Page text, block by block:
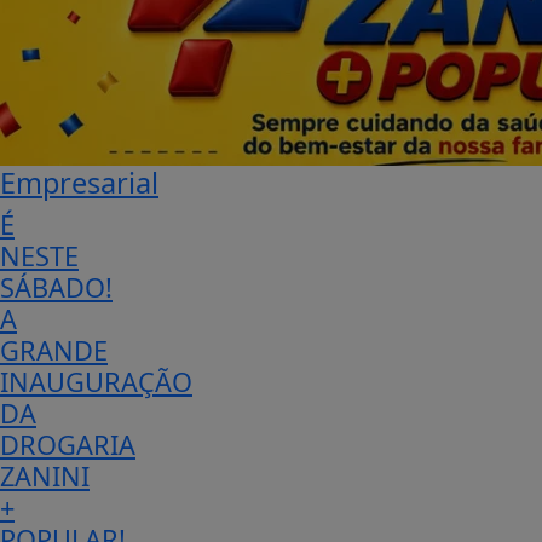
Empresarial
É
NESTE
SÁBADO!
A
GRANDE
INAUGURAÇÃO
DA
DROGARIA
ZANINI
+